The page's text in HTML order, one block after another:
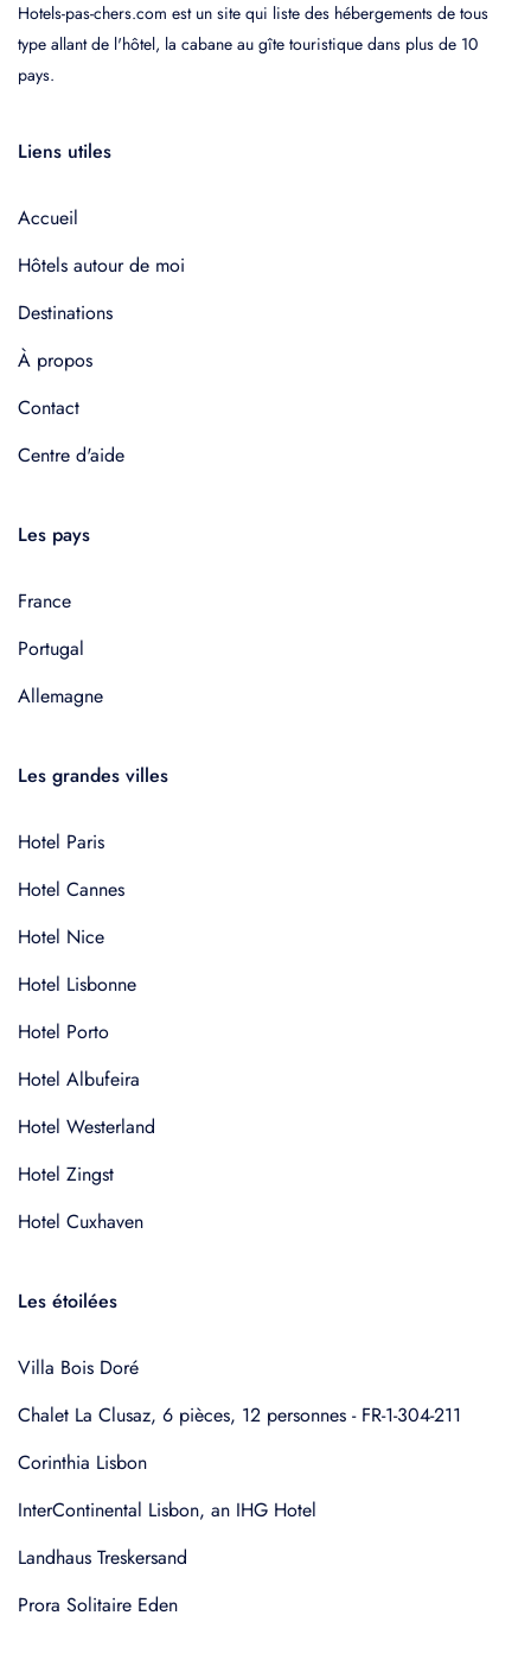
Hotels-pas-chers.com est un site qui liste des hébergements de tous
type allant de l'hôtel, la cabane au gîte touristique dans plus de 10
pays.
Liens utiles
Accueil
Hôtels autour de moi
Destinations
À propos
Contact
Centre d'aide
Les pays
France
Portugal
Allemagne
Les grandes villes
Hotel Paris
Hotel Cannes
Hotel Nice
Hotel Lisbonne
Hotel Porto
Hotel Albufeira
Hotel Westerland
Hotel Zingst
Hotel Cuxhaven
Les étoilées
Villa Bois Doré
Chalet La Clusaz, 6 pièces, 12 personnes - FR-1-304-211
Corinthia Lisbon
InterContinental Lisbon, an IHG Hotel
Landhaus Treskersand
Prora Solitaire Eden